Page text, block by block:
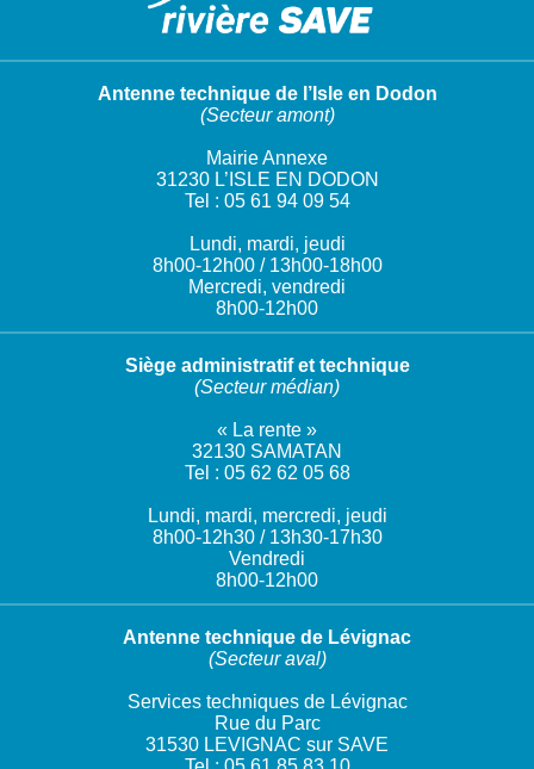
Antenne technique de l’Isle en Dodon
(Secteur amont)
Mairie Annexe
31230 L’ISLE EN DODON
Tel : 05 61 94 09 54
Lundi, mardi, jeudi
8h00-12h00 / 13h00-18h00
Mercredi, vendredi
8h00-12h00
Siège administratif et technique
(Secteur médian)
« La rente »
32130 SAMATAN
Tel : 05 62 62 05 68
Lundi, mardi, mercredi, jeudi
8h00-12h30 / 13h30-17h30
Vendredi
8h00-12h00
Antenne technique de Lévignac
(Secteur aval)
Services techniques de Lévignac
Rue du Parc
31530 LEVIGNAC sur SAVE